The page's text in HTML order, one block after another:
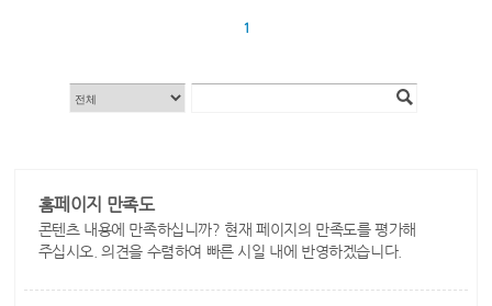
1
홈페이지 만족도
콘텐츠 내용에 만족하십니까? 현재 페이지의 만족도를 평가해
주십시오. 의견을 수렴하여 빠른 시일 내에 반영하겠습니다.